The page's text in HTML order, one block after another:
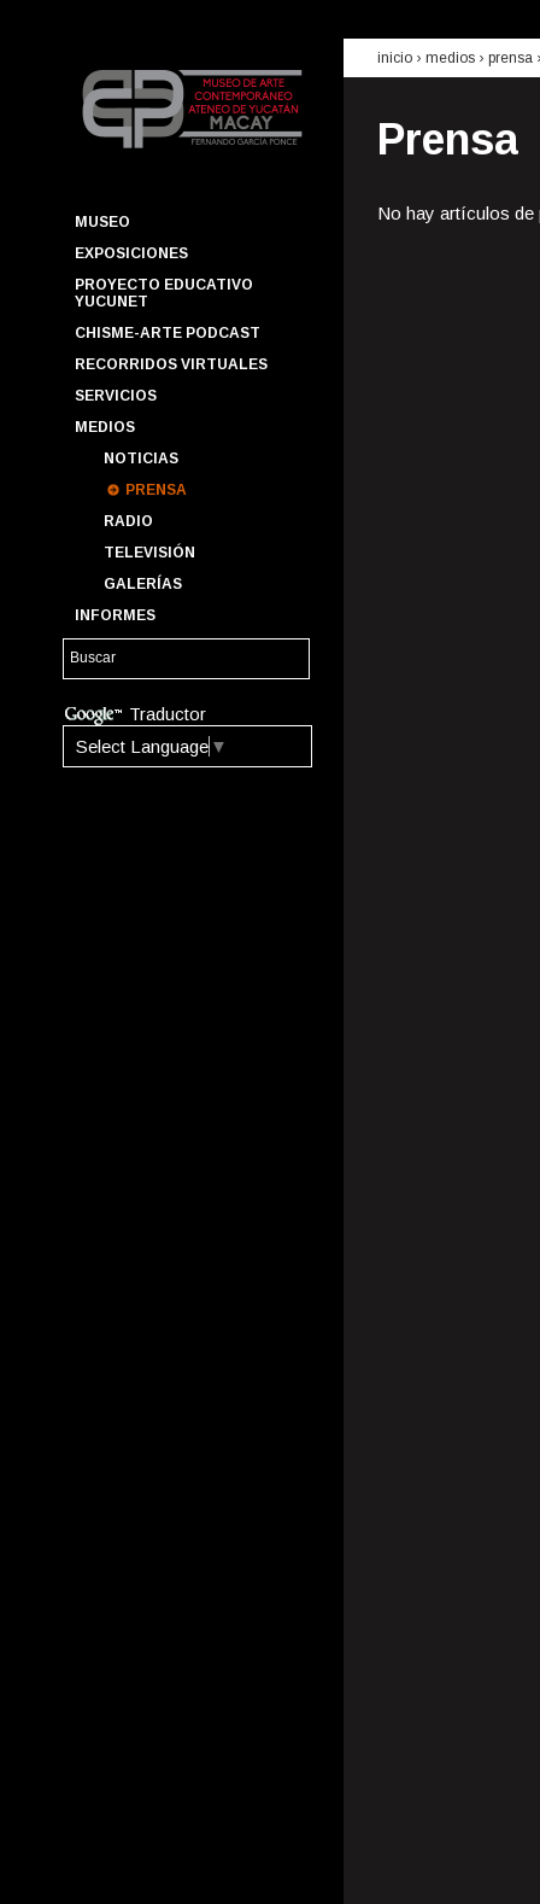
MUSEO
EXPOSICIONES
PROYECTO EDUCATIVO
YUCUNET
CHISME-ARTE PODCAST
RECORRIDOS VIRTUALES
SERVICIOS
MEDIOS
NOTICIAS
PRENSA
RADIO
TELEVISIÓN
GALERÍAS
INFORMES
Traductor
Select Language ▼
inicio › medios › prensa
Prensa
No hay artículos de